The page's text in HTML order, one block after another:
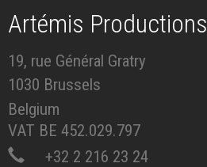
Artémis Productions
19, rue Général Gratry
1030 Brussels
Belgium
VAT BE 452.029.797
+32 2 216 23 24